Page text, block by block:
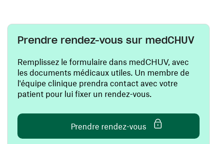
Prendre rendez-vous sur medCHUV
Remplissez le formulaire dans medCHUV, avec
les documents médicaux utiles. Un membre de
l'équipe clinique prendra contact avec votre
patient pour lui fixer un rendez-vous.
Prendre rendez-vous(ouvre une